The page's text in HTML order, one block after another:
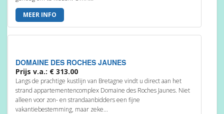
MEER INFO
DOMAINE DES ROCHES JAUNES
Prijs v.a.: € 313.00
Langs de prachtige kustlijn van Bretagne vindt u direct aan het
strand appartementencomplex Domaine des Roches Jaunes. Niet
alleen voor zon- en strandaanbidders een fijne
vakantiebestemming, maar zeke...